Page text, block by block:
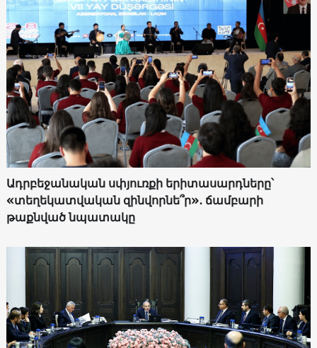
Ադրբեջանական սփյուռքի երիտասարդները՝
«տեղեկատվական զինվորնե՞ր»․ ճամբարի
թաքնված նպատակը